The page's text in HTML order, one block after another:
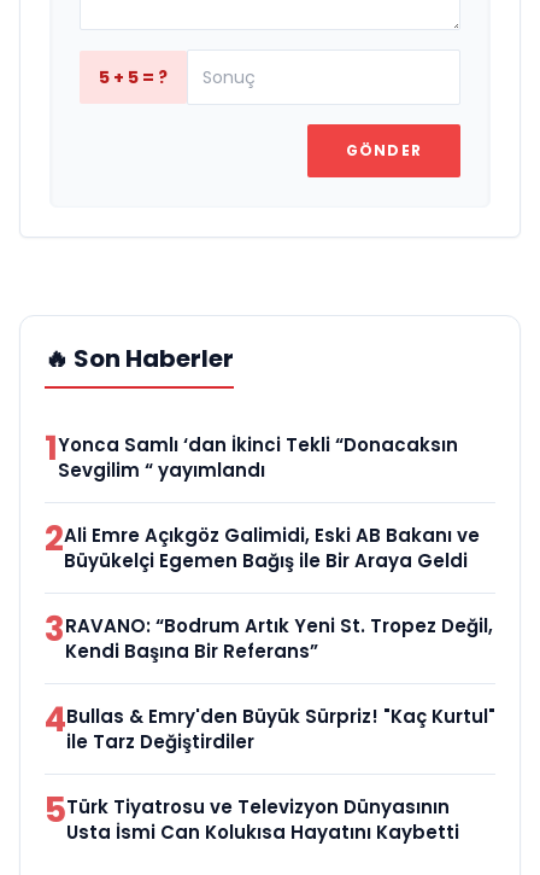
5 + 5 = ?
GÖNDER
🔥 Son Haberler
1Yonca Samlı ‘dan İkinci Tekli “Donacaksın
Sevgilim “ yayımlandı
2Ali Emre Açıkgöz Galimidi, Eski AB Bakanı ve
Büyükelçi Egemen Bağış ile Bir Araya Geldi
3RAVANO: “Bodrum Artık Yeni St. Tropez Değil,
Kendi Başına Bir Referans”
4Bullas & Emry'den Büyük Sürpriz! "Kaç Kurtul"
ile Tarz Değiştirdiler
5Türk Tiyatrosu ve Televizyon Dünyasının
Usta İsmi Can Kolukısa Hayatını Kaybetti